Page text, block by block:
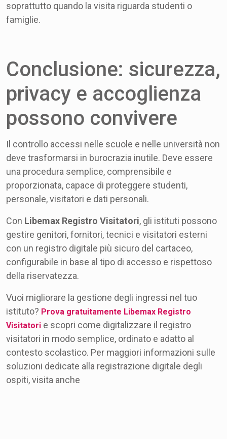
soprattutto quando la visita riguarda studenti o
famiglie.
Conclusione: sicurezza,
privacy e accoglienza
possono convivere
Il controllo accessi nelle scuole e nelle università non
deve trasformarsi in burocrazia inutile. Deve essere
una procedura semplice, comprensibile e
proporzionata, capace di proteggere studenti,
personale, visitatori e dati personali.
Con Libemax Registro Visitatori, gli istituti possono
gestire genitori, fornitori, tecnici e visitatori esterni
con un registro digitale più sicuro del cartaceo,
configurabile in base al tipo di accesso e rispettoso
della riservatezza.
Vuoi migliorare la gestione degli ingressi nel tuo
istituto? Prova gratuitamente Libemax Registro
Visitatori e scopri come digitalizzare il registro
visitatori in modo semplice, ordinato e adatto al
contesto scolastico. Per maggiori informazioni sulle
soluzioni dedicate alla registrazione digitale degli
ospiti, visita anche